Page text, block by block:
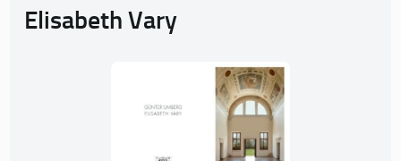
Elisabeth Vary